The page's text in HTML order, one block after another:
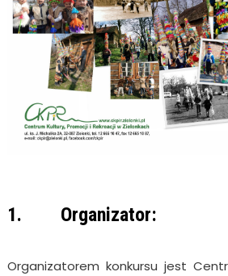
1. Organizator:
Organizatorem konkursu jest